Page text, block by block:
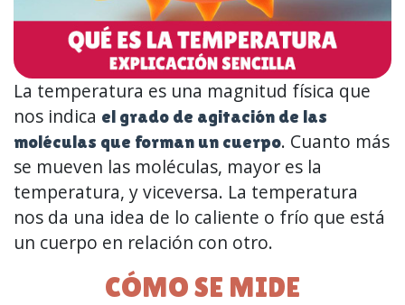
La temperatura es una magnitud física que
nos indica el grado de agitación de las
moléculas que forman un cuerpo. Cuanto más
se mueven las moléculas, mayor es la
temperatura, y viceversa. La temperatura
nos da una idea de lo caliente o frío que está
un cuerpo en relación con otro.
CÓMO SE MIDE